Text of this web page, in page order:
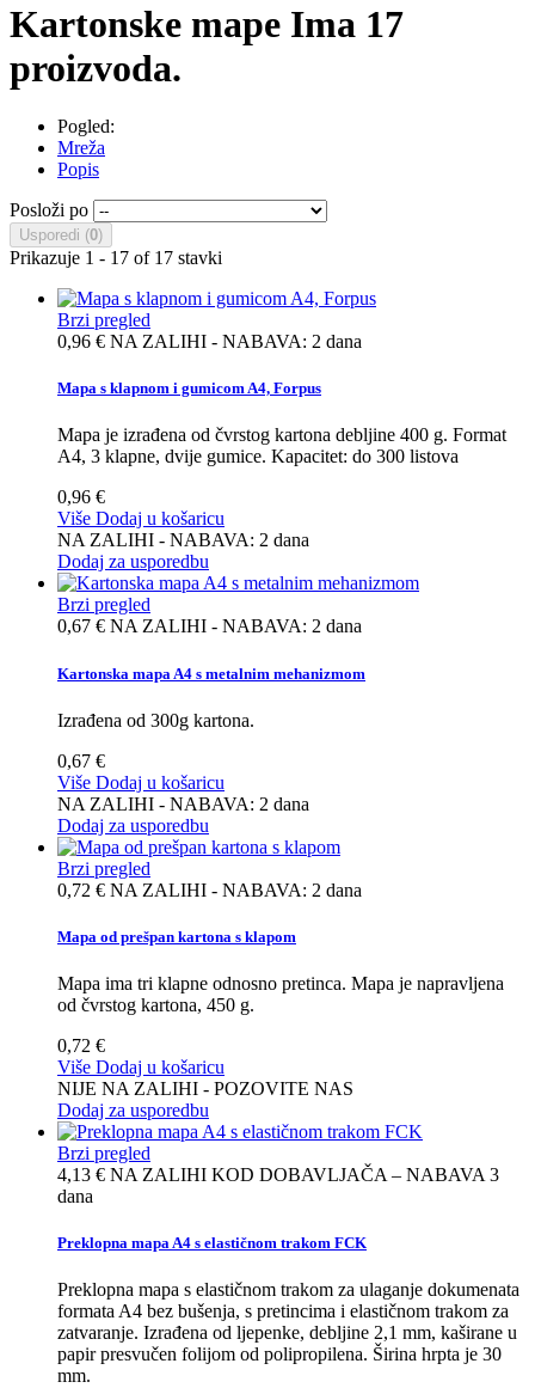
Kartonske mape Ima 17
proizvoda.
Pogled:
Mreža
Popis
Posloži po
Usporedi (0)
Prikazuje 1 - 17 of 17 stavki
Brzi pregled
0,96 € NA ZALIHI - NABAVA: 2 dana
Mapa s klapnom i gumicom A4, Forpus
Mapa je izrađena od čvrstog kartona debljine 400 g. Format
A4, 3 klapne, dvije gumice. Kapacitet: do 300 listova
0,96 €
Više Dodaj u košaricu
NA ZALIHI - NABAVA: 2 dana
Dodaj za usporedbu
Brzi pregled
0,67 € NA ZALIHI - NABAVA: 2 dana
Kartonska mapa A4 s metalnim mehanizmom
Izrađena od 300g kartona.
0,67 €
Više Dodaj u košaricu
NA ZALIHI - NABAVA: 2 dana
Dodaj za usporedbu
Brzi pregled
0,72 € NA ZALIHI - NABAVA: 2 dana
Mapa od prešpan kartona s klapom
Mapa ima tri klapne odnosno pretinca. Mapa je napravljena
od čvrstog kartona, 450 g.
0,72 €
Više Dodaj u košaricu
NIJE NA ZALIHI - POZOVITE NAS
Dodaj za usporedbu
Brzi pregled
4,13 € NA ZALIHI KOD DOBAVLJAČA – NABAVA 3
dana
Preklopna mapa A4 s elastičnom trakom FCK
Preklopna mapa s elastičnom trakom za ulaganje dokumenata
formata A4 bez bušenja, s pretincima i elastičnom trakom za
zatvaranje. Izrađena od ljepenke, debljine 2,1 mm, kaširane u
papir presvučen folijom od polipropilena. Širina hrpta je 30
mm.